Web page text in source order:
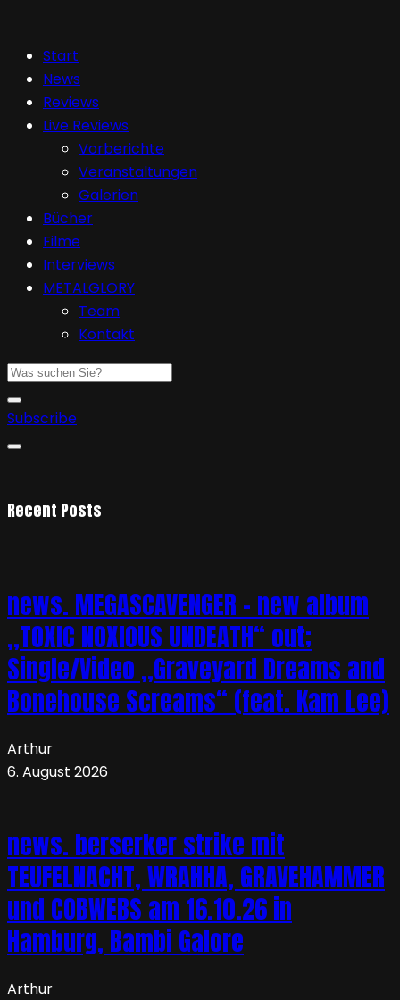
Start
News
Reviews
Live Reviews
Vorberichte
Veranstaltungen
Galerien
Bücher
Filme
Interviews
METALGLORY
Team
Kontakt
Subscribe
Recent Posts
news. MEGASCAVENGER – new album
„TOXIC NOXIOUS UNDEATH“ out;
Single/Video „Graveyard Dreams and
Bonehouse Screams“ (feat. Kam Lee)
Arthur
6. August 2026
news. berserker strike mit
TEUFELNACHT, WRAHHA, GRAVEHAMMER
und COBWEBS am 16.10.26 in
Hamburg, Bambi Galore
Arthur